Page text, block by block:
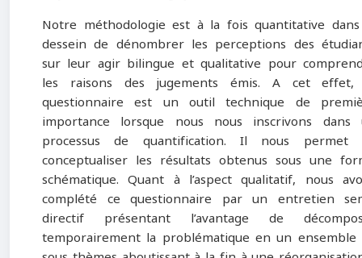
Notre méthodologie est à la fois quantitative
dessein de dénombrer les perceptions des
sur leur agir bilingue et qualitative pour
les raisons des jugements émis. A cet
questionnaire est un outil technique de
importance lorsque nous nous inscrivons dans
processus de quantification. Il nous permet
conceptualiser les résultats obtenus sous une
schématique. Quant à l’aspect qualitatif, nous
complété ce questionnaire par un entretien
directif présentant l’avantage de
temporairement la problématique en un ensemble